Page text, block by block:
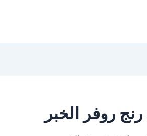
روفر الخبر